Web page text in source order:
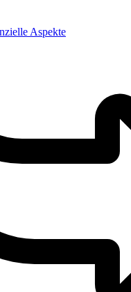
Aspekte